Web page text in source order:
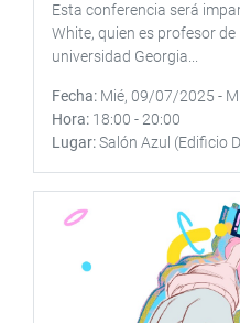
Esta conferencia será
White, quien es profesor
universidad Georgia...
Fecha Mié, 09/07/2025 -
Hora 18:00 - 20:00
Lugar Salón Azul (Edificio